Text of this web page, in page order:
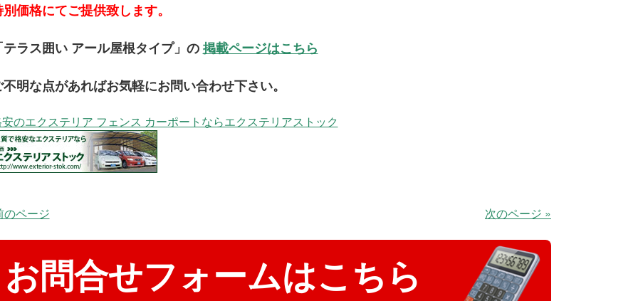
価格にてご提供致します。
ラス囲い アール屋根タイプ」の掲載ページはこちら
明な点があればお気軽にお問い合わせ下さい。
のエクステリア フェンス カーポートならエクステリアストック
のページ 次のページ »
お問合せフォームはこちら